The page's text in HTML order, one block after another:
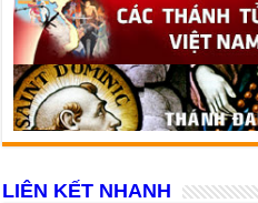
LIÊN KẾT NHANH